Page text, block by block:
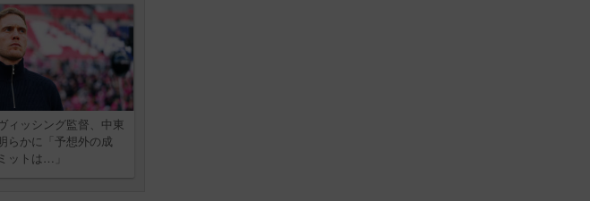
ィッシング監督、中東
らかに「予想外の成
ットは…」